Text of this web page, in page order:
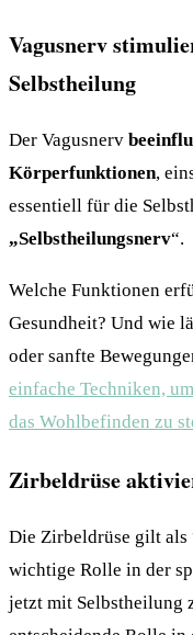
Vagusnerv
Selbstheilung
Der Vagusnerv
Körperfunktionen,
essentiell für die
„Selbstheilungsnerv“.
Welche Funktionen
Gesundheit? Und wie
oder sanfte
einfache Techniken,
das Wohlbefinden zu
Zirbeldrüse
Die Zirbeldrüse gilt als
wichtige Rolle in der
jetzt mit Selbstheilung